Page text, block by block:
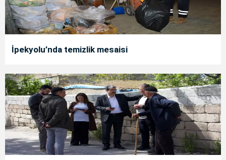
İpekyolu’nda temizlik mesaisi